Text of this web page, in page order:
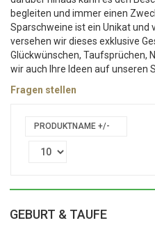
begleiten und immer einen
Sparschweine ist ein Unikat und
versehen wir dieses exklusive
Glückwünschen, Taufsprüchen,
wir auch Ihre Ideen auf unseren
Fragen stellen
PRODUKTNAME +/-
GEBURT & TAUFE